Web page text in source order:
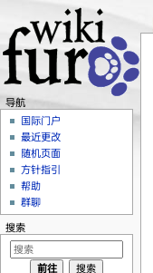
导航
国际门户
最近更改
随机页面
方针指引
帮助
群聊
搜索